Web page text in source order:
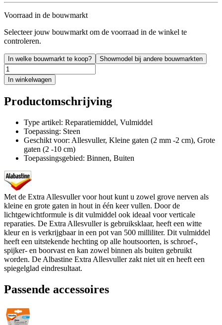
Voorraad in de bouwmarkt
Selecteer jouw bouwmarkt om de voorraad in de winkel te
controleren.
In welke bouwmarkt te koop? Showmodel bij andere bouwmarkten
In winkelwagen
Productomschrijving
Type artikel: Reparatiemiddel, Vulmiddel
Toepassing: Steen
Geschikt voor: Allesvuller, Kleine gaten (2 mm -2 cm), Grote
gaten (2 -10 cm)
Toepassingsgebied: Binnen, Buiten
Met de Extra Allesvuller voor hout kunt u zowel grove nerven als
kleine en grote gaten in hout in één keer vullen. Door de
lichtgewichtformule is dit vulmiddel ook ideaal voor verticale
reparaties. De Extra Allesvuller is gebruiksklaar, heeft een witte
kleur en is verkrijgbaar in een pot van 500 milliliter. Dit vulmiddel
heeft een uitstekende hechting op alle houtsoorten, is schroef-,
spijker- en boorvast en kan zowel binnen als buiten gebruikt
worden. De Albastine Extra Allesvuller zakt niet uit en heeft een
spiegelglad eindresultaat.
Passende accessoires